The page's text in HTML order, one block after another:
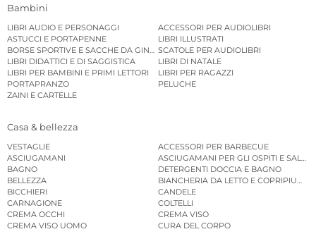
Bambini
LIBRI AUDIO E PERSONAGGI
ACCESSORI PER AUDIOLIBRI
ASTUCCI E PORTAPENNE
LIBRI ILLUSTRATI
BORSE SPORTIVE E SACCHE DA GINNASTICASCATOLE PER AUDIOLIBRI
LIBRI DIDATTICI E DI SAGGISTICA
LIBRI DI NATALE
LIBRI PER BAMBINI E PRIMI LETTORI
LIBRI PER RAGAZZI
PORTAPRANZO
PELUCHE
ZAINI E CARTELLE
Casa & bellezza
VESTAGLIE
ACCESSORI PER BARBECUE
ASCIUGAMANI
ASCIUGAMANI PER GLI OSPITI E
BAGNO
DETERGENTI DOCCIA E BAGNO
BELLEZZA
BIANCHERIA DA LETTO E COPRIPIUMINI
BICCHIERI
CANDELE
CARNAGIONE
COLTELLI
CREMA OCCHI
CREMA VISO
CREMA VISO UOMO
CURA DEL CORPO